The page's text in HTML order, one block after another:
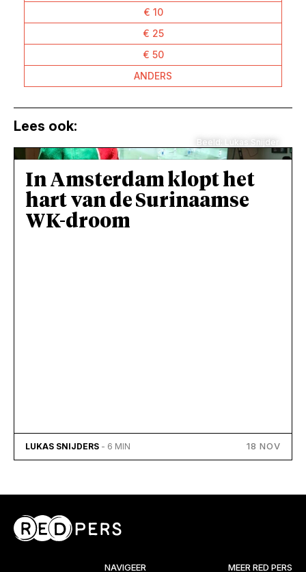
€ 10
€ 25
€ 50
ANDERS
Lees ook:
Beeld: Lukas Snijder
In Amsterdam klopt het
hart van de Surinaamse
WK-droom
LUKAS SNIJDERS - 6 MIN 18 NOV
NAVIGEER MEER RED PERS